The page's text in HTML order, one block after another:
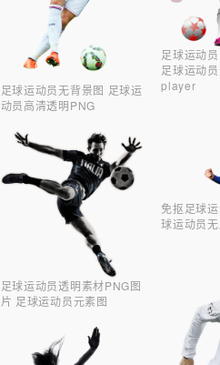
足球运动员无背景图 足球运
动员高清透明PNG
足球运动员透明素材PNG图
片 足球运动员元素图
足球运动
足球运动
player
免抠足球
球运动员